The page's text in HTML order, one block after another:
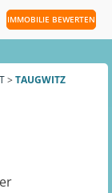
IMMOBILIE BEWERTEN
> TAUGWITZ